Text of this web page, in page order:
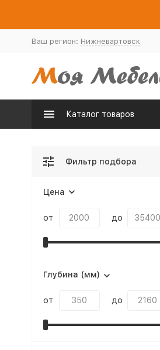
Ваш регион: Нижневартовск
Каталог товаров
Фильтр подбора
Цена
от до
Глубина (мм)
от до